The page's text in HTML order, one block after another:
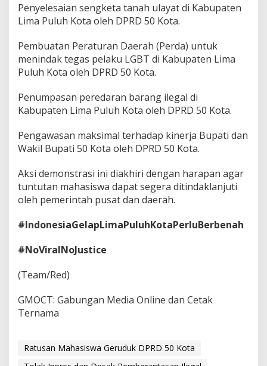
Penyelesaian sengketa tanah ulayat di Kabupaten
Lima Puluh Kota oleh DPRD 50 Kota.
Pembuatan Peraturan Daerah (Perda) untuk
menindak tegas pelaku LGBT di Kabupaten Lima
Puluh Kota oleh DPRD 50 Kota.
Penumpasan peredaran barang ilegal di
Kabupaten Lima Puluh Kota oleh DPRD 50 Kota.
Pengawasan maksimal terhadap kinerja Bupati dan
Wakil Bupati 50 Kota oleh DPRD 50 Kota.
Aksi demonstrasi ini diakhiri dengan harapan agar
tuntutan mahasiswa dapat segera ditindaklanjuti
oleh pemerintah pusat dan daerah.
#IndonesiaGelapLimaPuluhKotaPerluBerbenah
#NoViralNoJustice
(Team/Red)
GMOCT: Gabungan Media Online dan Cetak
Ternama
Ratusan Mahasiswa Geruduk DPRD 50 Kota